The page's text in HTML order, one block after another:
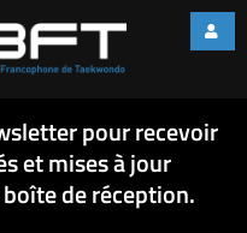
1
1
pour recevoir
et mises à jour
de réception.